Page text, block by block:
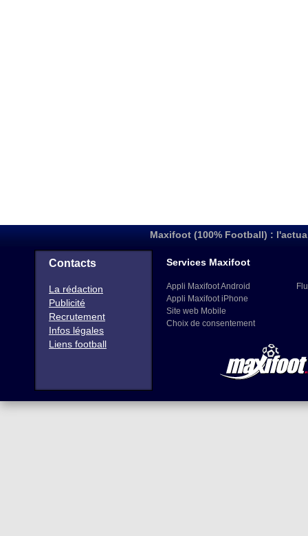
Maxifoot (100% Football) :
Contacts
La rédaction
Publicité
Recrutement
Infos légales
Liens football
Services Maxifoot
Appli Maxifoot Android
Appli Maxifoot iPhone
Site web Mobile
Choix de consentement